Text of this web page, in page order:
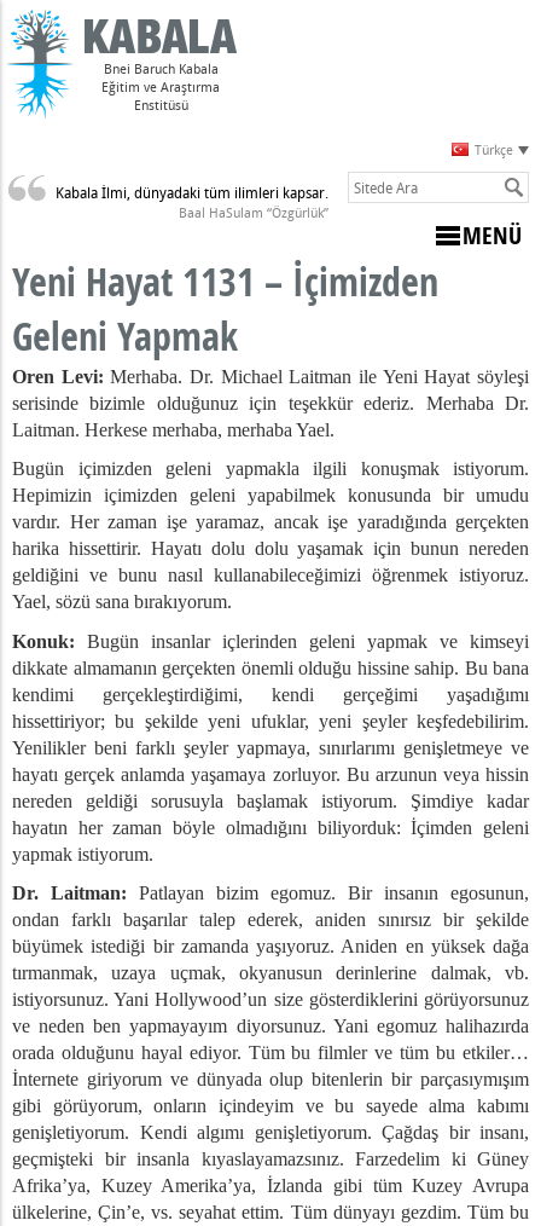
Bnei Baruch Kabala
Eğitim ve Araştırma
Enstitüsü
Türkçe
Kabala İlmi, dünyadaki tüm ilimleri kapsar.
Baal HaSulam “Özgürlük”
MENÜ
Şekillendirmek
Girmek
Bağlı Bir Dünyanın Tehlikeleri
Duygular
Endişe ile Ümit Arasında
Doğa ve İnsanlık
İkili Bağ
Yaratmak
Artan Şiddet
Hasta
Çıkmak Mümkün mü?
Biçimi
İsrail Arasındaki İlişki
Yahudiler Arasındaki İlişki
Arasındaki Bağlantı, 1. Kısım
Arasındaki Bağlantı, 2. Kısım
Ve Milliyetçilik
ve Hümanizm
Yabancılaşma
Yeni Hayat 1131 – İçimizden
Geleni Yapmak
Oren Levi:Merhaba. Dr. Michael Laitman ile Yeni Hayat söyleşi
serisinde bizimle olduğunuz için teşekkür ederiz. Merhaba Dr.
Laitman. Herkese merhaba, merhaba Yael.
Bugün içimizden geleni yapmakla ilgili konuşmak istiyorum.
Hepimizin içimizden geleni yapabilmek konusunda bir umudu
vardır. Her zaman işe yaramaz, ancak işe yaradığında gerçekten
harika hissettirir. Hayatı dolu dolu yaşamak için bunun nereden
geldiğini ve bunu nasıl kullanabileceğimizi öğrenmek istiyoruz.
Yael, sözü sana bırakıyorum.
Konuk: Bugün insanlar içlerinden geleni yapmak ve kimseyi
dikkate almamanın gerçekten önemli olduğu hissine sahip. Bu bana
kendimi gerçekleştirdiğimi, kendi gerçeğimi yaşadığımı
hissettiriyor; bu şekilde yeni ufuklar, yeni şeyler keşfedebilirim.
Yenilikler beni farklı şeyler yapmaya, sınırlarımı genişletmeye ve
hayatı gerçek anlamda yaşamaya zorluyor. Bu arzunun veya hissin
nereden geldiği sorusuyla başlamak istiyorum. Şimdiye kadar
hayatın her zaman böyle olmadığını biliyorduk: İçimden geleni
yapmak istiyorum.
Dr. Laitman: Patlayan bizim egomuz. Bir insanın egosunun,
ondan farklı başarılar talep ederek, aniden sınırsız bir şekilde
büyümek istediği bir zamanda yaşıyoruz. Aniden en yüksek dağa
tırmanmak, uzaya uçmak, okyanusun derinlerine dalmak, vb.
istiyorsunuz. Yani Hollywood’un size gösterdiklerini görüyorsunuz
ve neden ben yapmayayım diyorsunuz. Yani egomuz halihazırda
orada olduğunu hayal ediyor. Tüm bu filmler ve tüm bu etkiler…
İnternete giriyorum ve dünyada olup bitenlerin bir parçasıymışım
gibi görüyorum, onların içindeyim ve bu sayede alma kabımı
genişletiyorum. Kendi algımı genişletiyorum. Çağdaş bir insanı,
geçmişteki bir insanla kıyaslayamazsınız. Farzedelim ki Güney
Afrika’ya, Kuzey Amerika’ya, İzlanda gibi tüm Kuzey Avrupa
ülkelerine, Çin’e, vs. seyahat ettim. Tüm dünyayı gezdim. Tüm bu